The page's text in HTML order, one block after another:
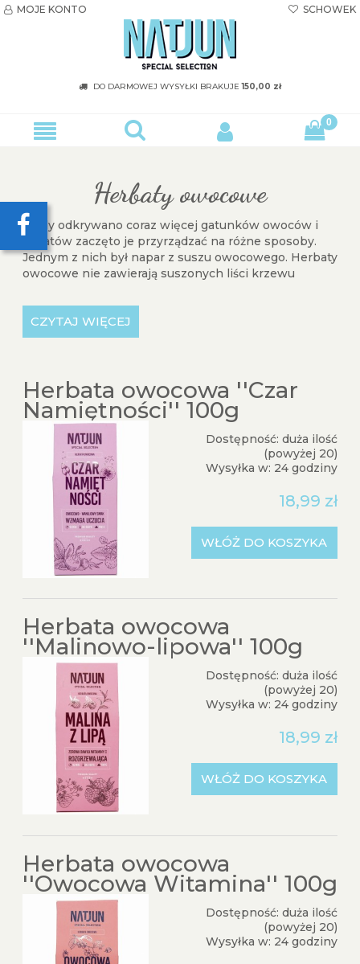
MOJE KONTO  SCHOWEK
DO DARMOWEJ WYSYŁKI BRAKUJE150,00 zł
Herbaty owocowe
Kiedy odkrywano coraz więcej gatunków owoców i
kwiatów zaczęto je przyrządzać na różne sposoby.
Jednym z nich był napar z suszu owocowego. Herbaty
owocowe nie zawierają suszonych liści krzewu
służących do przyrządzenia konkretnej herbaty.
Nasze herbaty owocowe smakują i pachną wiśnią,
maliną, czarnym bzem, hibiskusem, lipą, jabłkiem,
Herbata owocowa ''Czar
Namiętności'' 100g
Dostępność: duża ilość
(powyżej 20)
Wysyłka w: 24 godziny
18,99 zł
WŁÓŻ DO KOSZYKA
Herbata owocowa
''Malinowo-lipowa'' 100g
Dostępność: duża ilość
(powyżej 20)
Wysyłka w: 24 godziny
18,99 zł
WŁÓŻ DO KOSZYKA
Herbata owocowa
''Owocowa Witamina'' 100g
Dostępność: duża ilość
(powyżej 20)
Wysyłka w: 24 godziny